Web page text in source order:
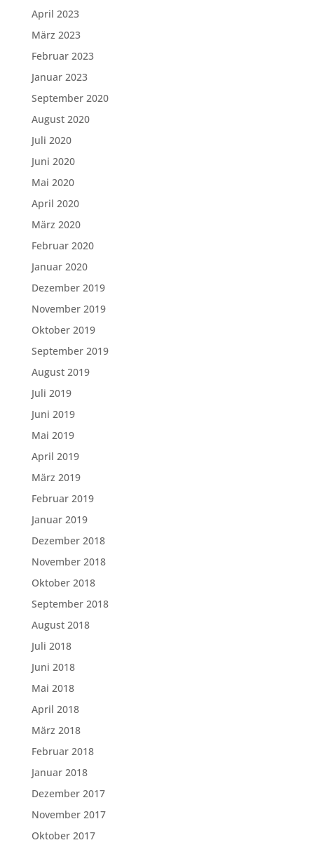
April 2023
März 2023
Februar 2023
Januar 2023
September 2020
August 2020
Juli 2020
Juni 2020
Mai 2020
April 2020
März 2020
Februar 2020
Januar 2020
Dezember 2019
November 2019
Oktober 2019
September 2019
August 2019
Juli 2019
Juni 2019
Mai 2019
April 2019
März 2019
Februar 2019
Januar 2019
Dezember 2018
November 2018
Oktober 2018
September 2018
August 2018
Juli 2018
Juni 2018
Mai 2018
April 2018
März 2018
Februar 2018
Januar 2018
Dezember 2017
November 2017
Oktober 2017